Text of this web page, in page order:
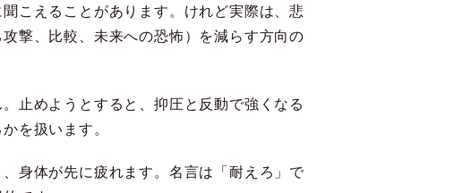
こえることがあります。けれど実際は、悲
撃、比較、未来への恐怖）を減らす方向の
止めようとすると、抑圧と反動で強くなる
を扱います。
身体が先に疲れます。名言は「耐えろ」で